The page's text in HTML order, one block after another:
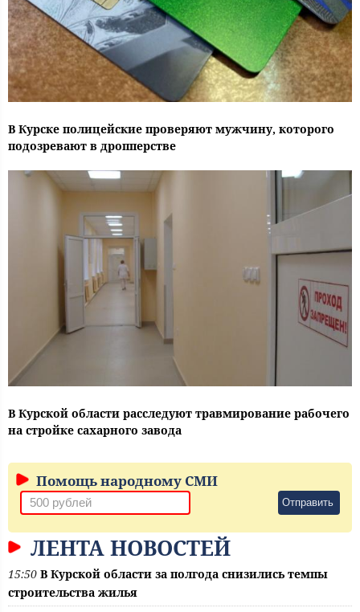
В Курске полицейские проверяют мужчину, которого
подозревают в дропперстве
В Курской области расследуют травмирование рабочего
на стройке сахарного завода
Помощь народному СМИ
Отправить
ЛЕНТА НОВОСТЕЙ
15:50 В Курской области за полгода снизились темпы
строительства жилья